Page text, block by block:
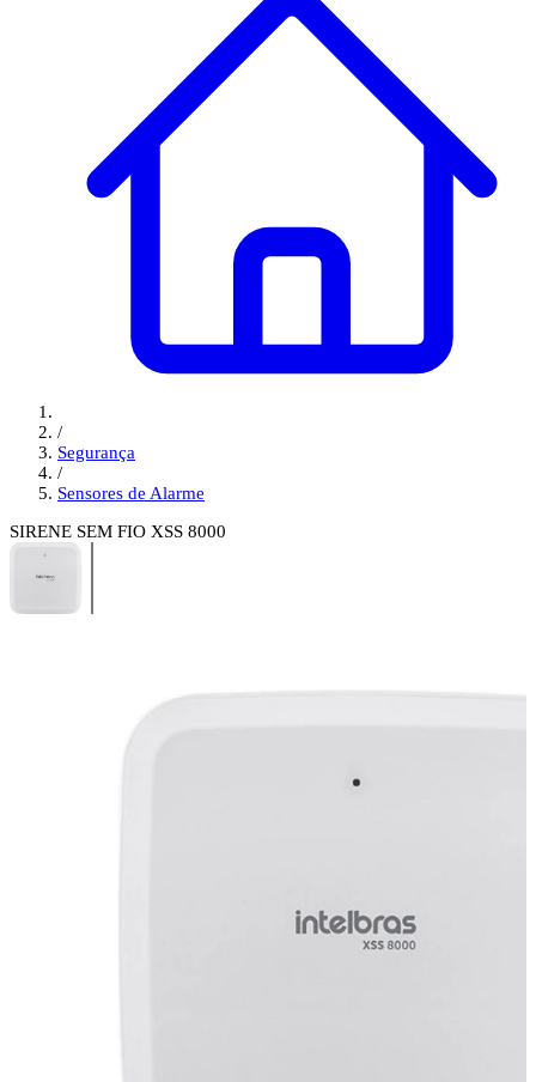
/
Segurança
/
Sensores de Alarme
SIRENE SEM FIO XSS 8000